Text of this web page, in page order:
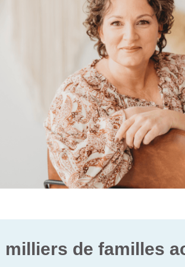
milliers de familles